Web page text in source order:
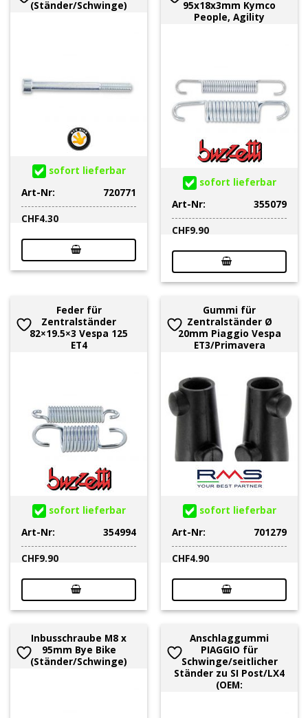
(Ständer/Schwinge)
sofort lieferbar
Art-Nr:
720771
CHF4.30
95x18x3mm Kymco
People, Agility
sofort lieferbar
Art-Nr:
355079
CHF9.90
Feder für
Zentralständer
82×19.5×3 Vespa 125
ET4
sofort lieferbar
Art-Nr:
354994
CHF9.90
Gummi für
Zentralständer Ø
20mm Piaggio Vespa
ET3/Primavera
sofort lieferbar
Art-Nr:
701279
CHF4.90
Inbusschraube M8 x
95mm Bye Bike
(Ständer/Schwinge)
Anschlaggummi
PIAGGIO für
Schwinge/seitlicher
Ständer zu SI Post/LX4
(OEM: